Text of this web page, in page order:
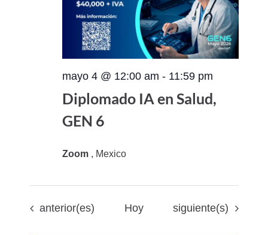
mayo 4 @ 12:00 am - 11:59 pm
Diplomado IA en Salud,
GEN 6
Zoom , Mexico
Eventos
anterior(es) Hoy Eventos
siguiente(s)